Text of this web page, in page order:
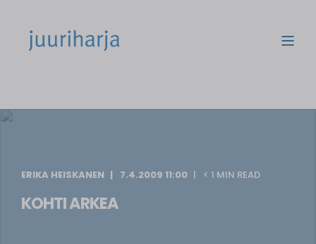
ERIKA HEISKANEN 7.4.2009 11:00 < 1 MIN READ
KOHTI ARKEA